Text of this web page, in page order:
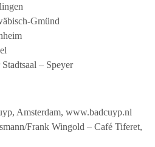
Gmünd
– Speyer
Amsterdam, www.badcuyp.nl
Frank Wingold – Café Tiferet,